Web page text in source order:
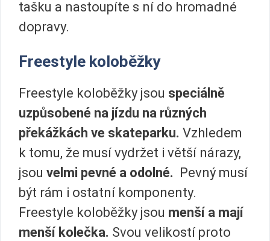
tašku a nastoupíte s ní do hromadné
dopravy.
Freestyle koloběžky
Freestyle koloběžky jsou speciálně
uzpůsobené na jízdu na různých
překážkách ve skateparku. Vzhledem
k tomu, že musí vydržet i větší nárazy,
jsou velmi pevné a odolné.
Pevný musí
být rám i ostatní komponenty.
Freestyle koloběžky jsou menší a mají
menší kolečka. Svou velikostí proto